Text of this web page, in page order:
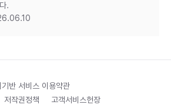
.
기반 서비스 이용약관
저작권정책 고객서비스헌장